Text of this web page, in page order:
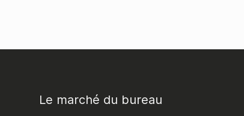
Le marché du bureau